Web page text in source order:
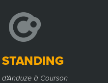
STANDING
d'Anduze à Courson